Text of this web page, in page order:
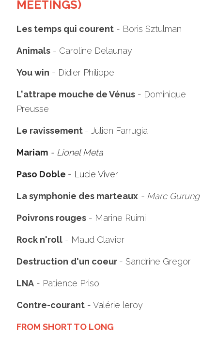
MEETINGS)
Les temps qui courent - Boris Sztulman
Animals - Caroline Delaunay
You win - Didier Philippe
L'attrape mouche de Vénus - Dominique
Preusse
Le ravissement - Julien Farrugia
Mariam - Lionel Meta
Paso Doble - Lucie Viver
La symphonie des marteaux - Marc Gurung
Poivrons rouges - Marine Ruimi
Rock n'roll - Maud Clavier
Destruction d'un coeur - Sandrine Gregor
LNA - Patience Priso
Contre-courant - Valérie leroy
FROM SHORT TO LONG